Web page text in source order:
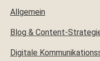
Allgemein
Blog & Content-
Digitale